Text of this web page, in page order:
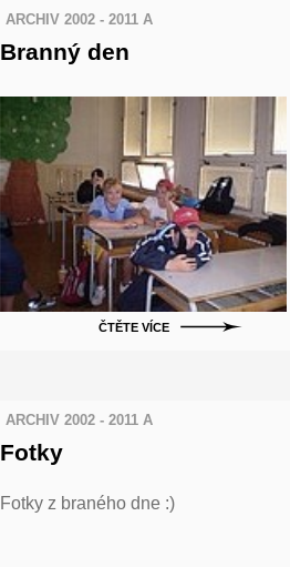
ARCHIV 2002 - 2011 A
Branný den
ČTĚTE VÍCE
ARCHIV 2002 - 2011 A
Fotky
Fotky z braného dne :)